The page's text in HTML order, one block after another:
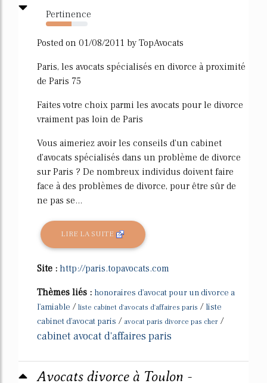
Pertinence
61%
Posted on 01/08/2011 by TopAvocats
Paris, les avocats spécialisés en divorce à proximité
de Paris 75
Faites votre choix parmi les avocats pour le divorce
vraiment pas loin de Paris
Vous aimeriez avoir les conseils d'un cabinet
d'avocats spécialisés dans un problème de divorce
sur Paris ? De nombreux individus doivent faire
face à des problèmes de divorce, pour être sûr de
ne pas se...
LIRE LA SUITE
Site : http://paris.topavocats.com
Thèmes liés : honoraires d'avocat pour un divorce a
l'amiable / liste cabinet d'avocats d'affaires paris / liste
cabinet d'avocat paris / avocat paris divorce pas cher /
cabinet avocat d'affaires paris
Avocats divorce à Toulon -